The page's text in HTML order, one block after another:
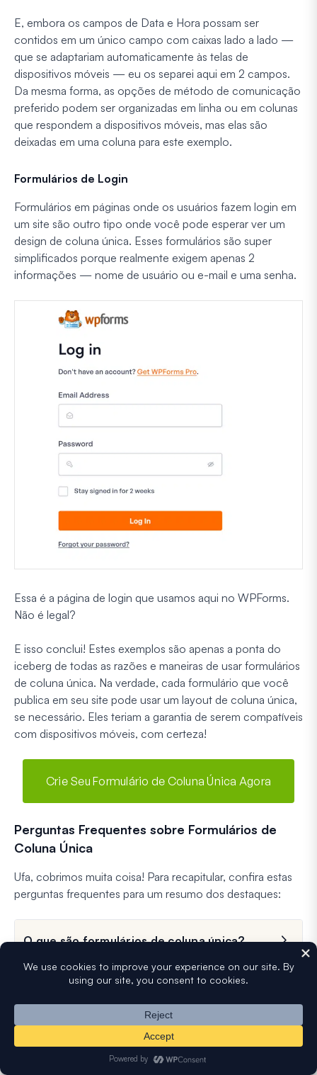
E, embora os campos de Data e Hora possam ser
contidos em um único campo com caixas lado a lado —
que se adaptariam automaticamente às telas de
dispositivos móveis — eu os separei aqui em 2 campos.
Da mesma forma, as opções de método de comunicação
preferido podem ser organizadas em linha ou em colunas
que respondem a dispositivos móveis, mas elas são
deixadas em uma coluna para este exemplo.
Formulários de Login
Formulários em páginas onde os usuários fazem login em
um site são outro tipo onde você pode esperar ver um
design de coluna única. Esses formulários são super
simplificados porque realmente exigem apenas 2
informações — nome de usuário ou e-mail e uma senha.
Essa é a página de login que usamos aqui no WPForms.
Não é legal?
E isso conclui! Estes exemplos são apenas a ponta do
iceberg de todas as razões e maneiras de usar formulários
de coluna única. Na verdade, cada formulário que você
publica em seu site pode usar um layout de coluna única,
se necessário. Eles teriam a garantia de serem compatíveis
com dispositivos móveis, com certeza!
Crie Seu Formulário de Coluna Única Agora
Perguntas Frequentes sobre Formulários de
Coluna Única
Ufa, cobrimos muita coisa! Para recapitular, confira estas
perguntas frequentes para um resumo dos destaques:
O que são formulários de coluna única?
Por que usar formulários de coluna única
Como crio formulários de coluna única